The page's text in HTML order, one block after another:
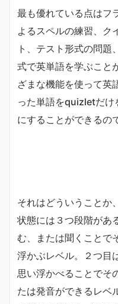
最も優れている点はフ
よるスペルの練習、ク
ト、テスト形式の問
式で英単語を学ぶこと
ざまな機能を使って英
った単語をquizletだけ
にすることができるの
それはどういうことか
状態には３つ段階があ
む、または聞くことで
浮かぶレベル。２つ目
思い浮かべることでそ
たは発音ができるレベ